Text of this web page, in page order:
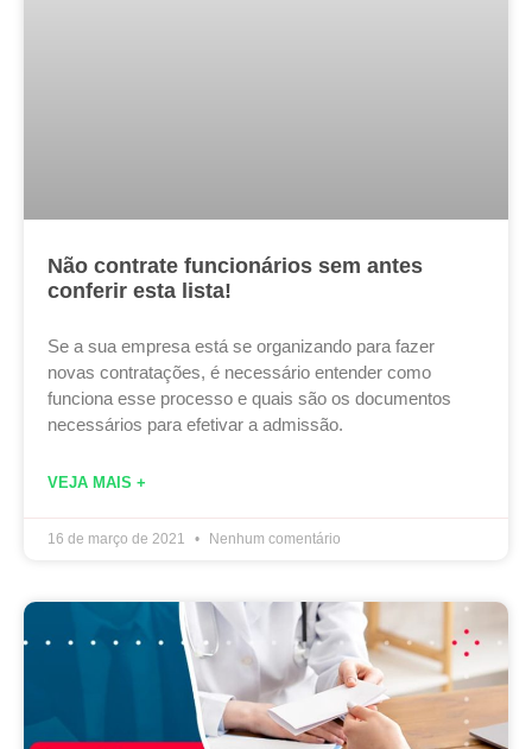
Não contrate funcionários sem antes
conferir esta lista!
Se a sua empresa está se organizando para fazer
novas contratações, é necessário entender como
funciona esse processo e quais são os documentos
necessários para efetivar a admissão.
VEJA MAIS +
16 de março de 2021 Nenhum comentário